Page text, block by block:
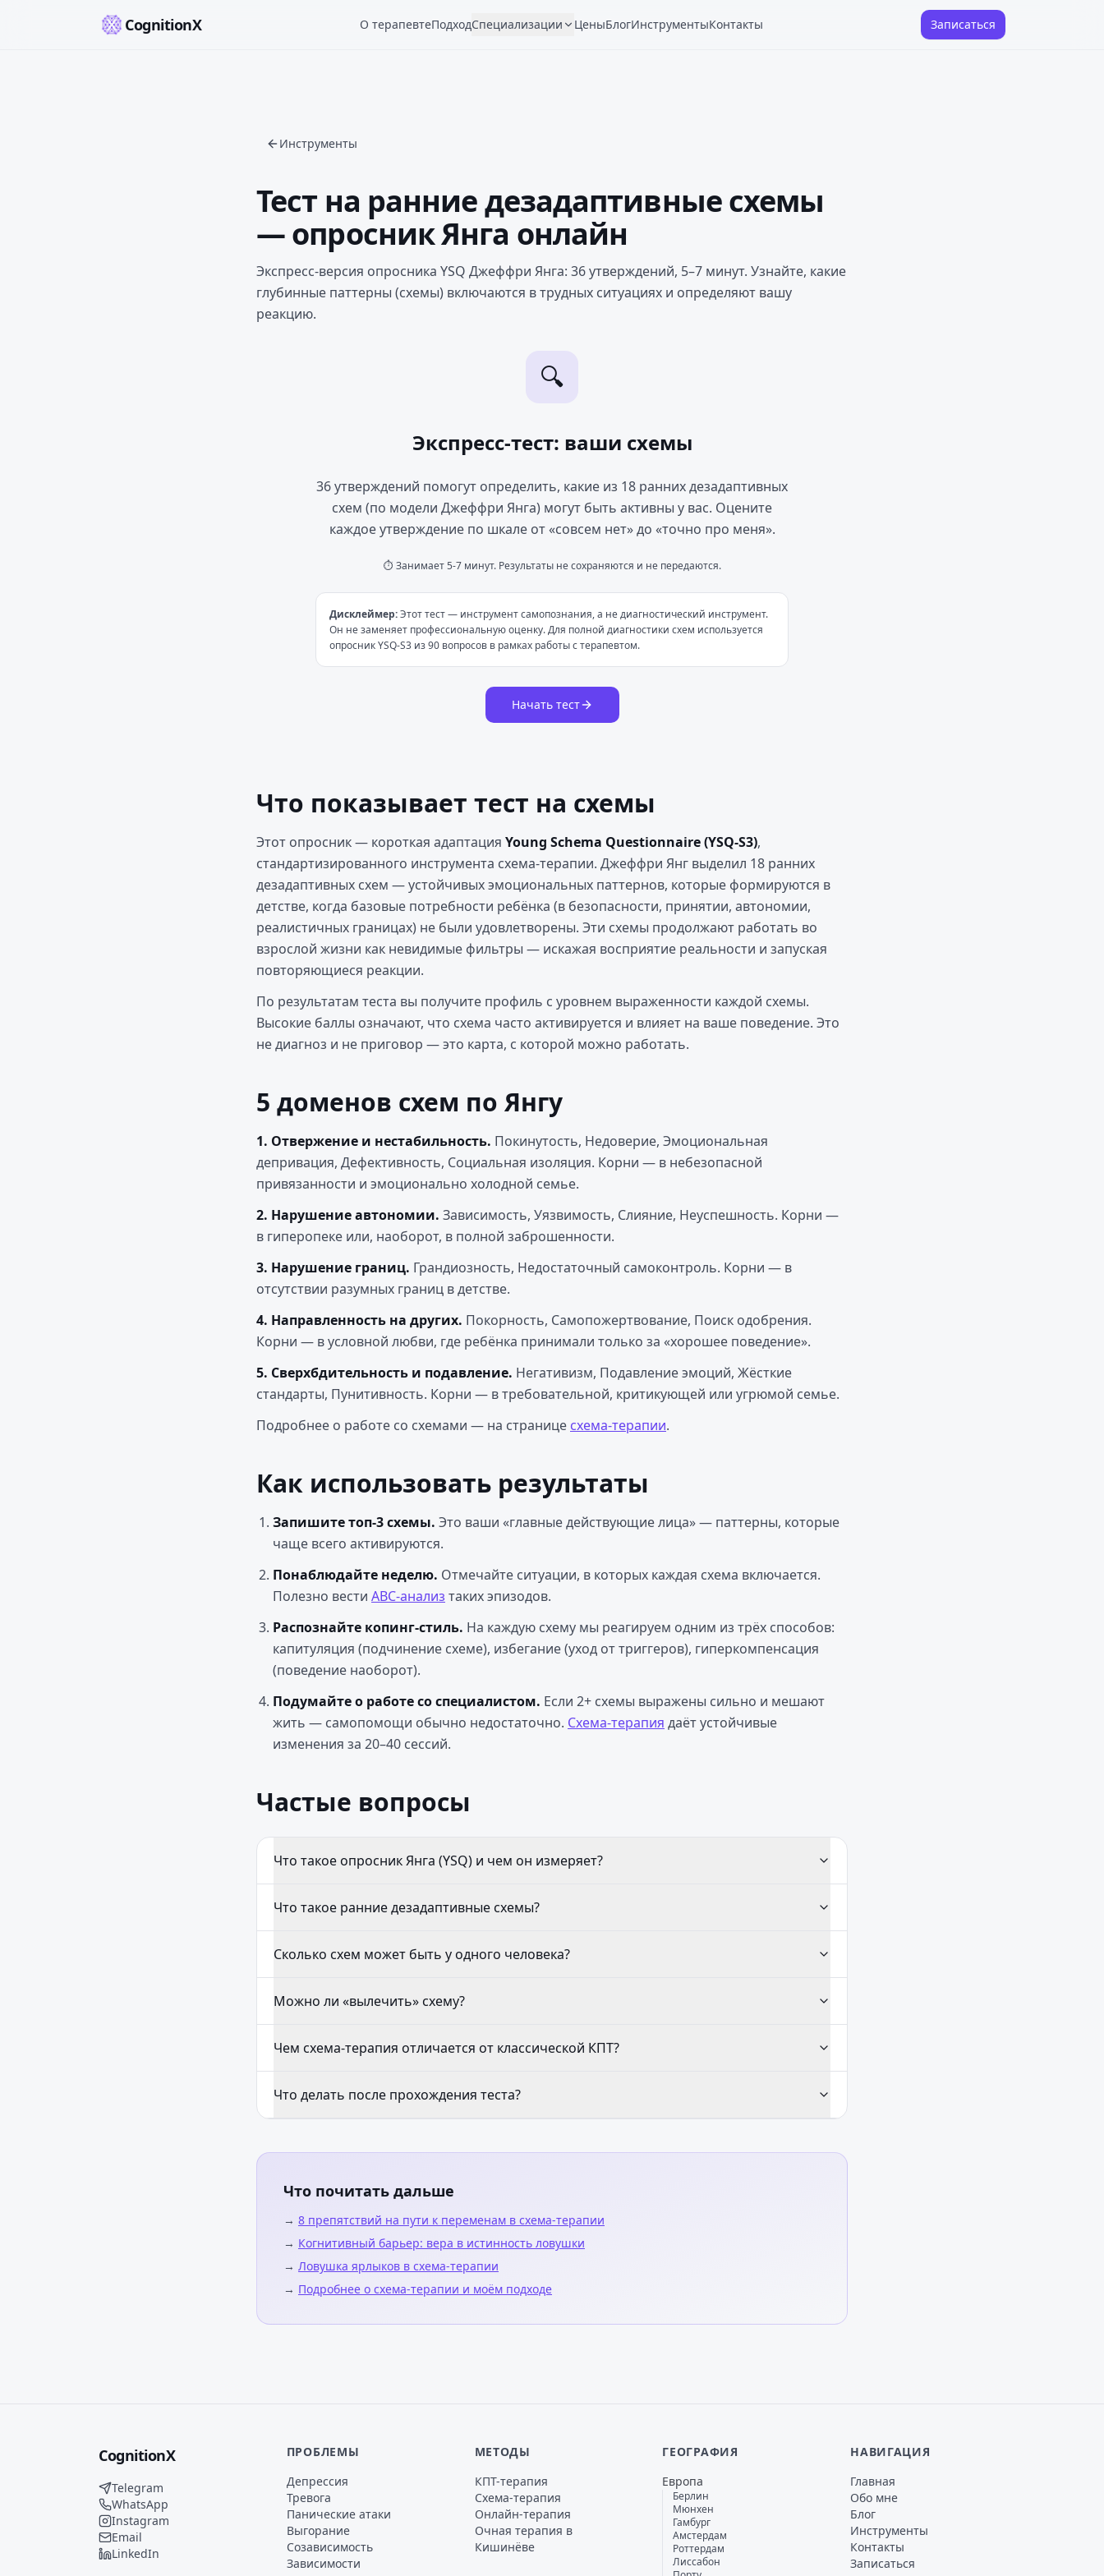
CognitionX О терапевтеПодходСпециализации ЦеныБлогИнструментыКонтакты Записаться
Инструменты
Тест на ранние дезадаптивные схемы
— опросник Янга онлайн
Экспресс-версия опросника YSQ Джеффри Янга: 36 утверждений, 5–7 минут. Узнайте, какие
глубинные паттерны (схемы) включаются в трудных ситуациях и определяют вашу
реакцию.
🔍
Экспресс-тест: ваши схемы
36 утверждений помогут определить, какие из 18 ранних дезадаптивных
схем (по модели Джеффри Янга) могут быть активны у вас. Оцените
каждое утверждение по шкале от «совсем нет» до «точно про меня».
⏱ Занимает 5-7 минут. Результаты не сохраняются и не передаются.
Дисклеймер:Этот тест — инструмент самопознания, а не диагностический инструмент.
Он не заменяет профессиональную оценку. Для полной диагностики схем используется
опросник YSQ-S3 из 90 вопросов в рамках работы с терапевтом.
Начать тест
Что показывает тест на схемы
Этот опросник — короткая адаптация Young Schema Questionnaire (YSQ-S3),
стандартизированного инструмента схема-терапии. Джеффри Янг выделил 18 ранних
дезадаптивных схем — устойчивых эмоциональных паттернов, которые формируются в
детстве, когда базовые потребности ребёнка (в безопасности, принятии, автономии,
реалистичных границах) не были удовлетворены. Эти схемы продолжают работать во
взрослой жизни как невидимые фильтры — искажая восприятие реальности и запуская
повторяющиеся реакции.
По результатам теста вы получите профиль с уровнем выраженности каждой схемы.
Высокие баллы означают, что схема часто активируется и влияет на ваше поведение. Это
не диагноз и не приговор — это карта, с которой можно работать.
5 доменов схем по Янгу
1. Отвержение и нестабильность. Покинутость, Недоверие, Эмоциональная
депривация, Дефективность, Социальная изоляция. Корни — в небезопасной
привязанности и эмоционально холодной семье.
2. Нарушение автономии. Зависимость, Уязвимость, Слияние, Неуспешность. Корни —
в гиперопеке или, наоборот, в полной заброшенности.
3. Нарушение границ. Грандиозность, Недостаточный самоконтроль. Корни — в
отсутствии разумных границ в детстве.
4. Направленность на других. Покорность, Самопожертвование, Поиск одобрения.
Корни — в условной любви, где ребёнка принимали только за «хорошее поведение».
5. Сверхбдительность и подавление. Негативизм, Подавление эмоций, Жёсткие
стандарты, Пунитивность. Корни — в требовательной, критикующей или угрюмой семье.
Подробнее о работе со схемами — на странице схема-терапии.
Как использовать результаты
Запишите топ-3 схемы. Это ваши «главные действующие лица» — паттерны, которые
чаще всего активируются.
Понаблюдайте неделю. Отмечайте ситуации, в которых каждая схема включается.
Полезно вести ABC-анализ таких эпизодов.
Распознайте копинг-стиль. На каждую схему мы реагируем одним из трёх способов:
капитуляция (подчинение схеме), избегание (уход от триггеров), гиперкомпенсация
(поведение наоборот).
Подумайте о работе со специалистом. Если 2+ схемы выражены сильно и мешают
жить — самопомощи обычно недостаточно. Схема-терапия даёт устойчивые
изменения за 20–40 сессий.
Частые вопросы
Что такое опросник Янга (YSQ) и чем он измеряет?
Что такое ранние дезадаптивные схемы?
Сколько схем может быть у одного человека?
Можно ли «вылечить» схему?
Чем схема-терапия отличается от классической КПТ?
Что делать после прохождения теста?
Что почитать дальше
→ 8 препятствий на пути к переменам в схема-терапии
→ Когнитивный барьер: вера в истинность ловушки
→ Ловушка ярлыков в схема-терапии
→ Подробнее о схема-терапии и моём подходе
CognitionX
Telegram
WhatsApp
Instagram
Email
LinkedIn
ПРОБЛЕМЫ
Депрессия
Тревога
Панические атаки
Выгорание
Созависимость
Зависимости
МЕТОДЫ
КПТ-терапия
Схема-терапия
Онлайн-терапия
Очная терапия в
Кишинёве
ГЕОГРАФИЯ
Европа
Берлин
Мюнхен
Гамбург
Амстердам
Роттердам
Лиссабон
НАВИГАЦИЯ
Главная
Обо мне
Блог
Инструменты
Контакты
Записаться